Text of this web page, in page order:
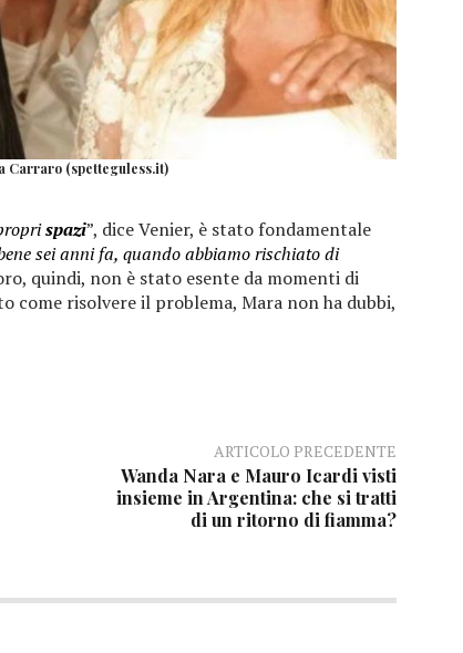
Carraro (spetteguless.it)
spazi”, dice Venier, è stato fondamentale
sei anni fa, quando abbiamo rischiato di
quindi, non è stato esente da momenti di
come risolvere il problema, Mara non ha dubbi,
ARTICOLO PRECEDENTE
Wanda Nara e Mauro Icardi visti
insieme in Argentina: che si tratti
di un ritorno di fiamma?